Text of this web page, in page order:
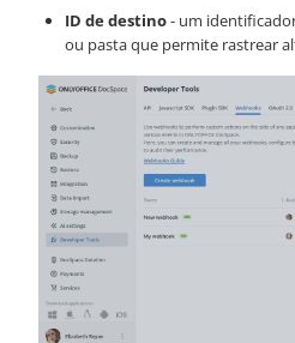
ID de destino- um
ou pasta que permite rastrear